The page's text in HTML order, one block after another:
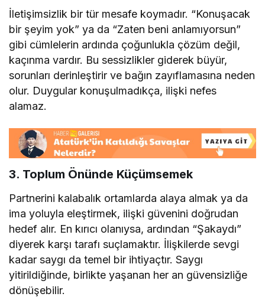
İletişimsizlik bir tür mesafe koymadır. “Konuşacak
bir şeyim yok” ya da “Zaten beni anlamıyorsun”
gibi cümlelerin ardında çoğunlukla çözüm değil,
kaçınma vardır. Bu sessizlikler giderek büyür,
sorunları derinleştirir ve bağın zayıflamasına neden
olur. Duygular konuşulmadıkça, ilişki nefes
alamaz.
3. Toplum Önünde Küçümsemek
Partnerini kalabalık ortamlarda alaya almak ya da
ima yoluyla eleştirmek, ilişki güvenini doğrudan
hedef alır. En kırıcı olanıysa, ardından “Şakaydı”
diyerek karşı tarafı suçlamaktır. İlişkilerde sevgi
kadar saygı da temel bir ihtiyaçtır. Saygı
yitirildiğinde, birlikte yaşanan her an güvensizliğe
dönüşebilir.